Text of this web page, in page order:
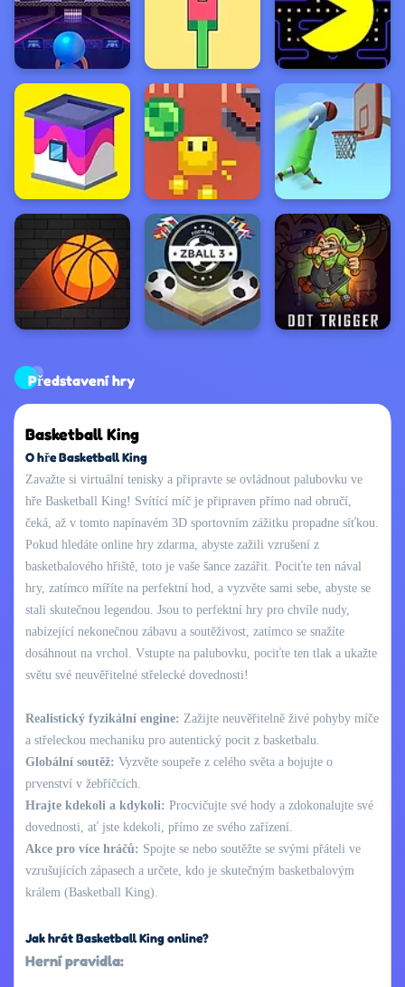
Představení hry
Basketball King
O hře Basketball King
Zavažte si virtuální tenisky a připravte se ovládnout palubovku ve
hře Basketball King! Svítící míč je připraven přímo nad obručí,
čeká, až v tomto napínavém 3D sportovním zážitku propadne síťkou.
Pokud hledáte online hry zdarma, abyste zažili vzrušení z
basketbalového hřiště, toto je vaše šance zazářit. Pociťte ten nával
hry, zatímco míříte na perfektní hod, a vyzvěte sami sebe, abyste se
stali skutečnou legendou. Jsou to perfektní hry pro chvíle nudy,
nabízející nekonečnou zábavu a soutěživost, zatímco se snažíte
dosáhnout na vrchol. Vstupte na palubovku, pociťte ten tlak a ukažte
světu své neuvěřitelné střelecké dovednosti!
Realistický fyzikální engine: Zažijte neuvěřitelně živé pohyby míče
a střeleckou mechaniku pro autentický pocit z basketbalu.
Globální soutěž: Vyzvěte soupeře z celého světa a bojujte o
prvenství v žebříčcích.
Hrajte kdekoli a kdykoli: Procvičujte své hody a zdokonalujte své
dovednosti, ať jste kdekoli, přímo ze svého zařízení.
Akce pro více hráčů: Spojte se nebo soutěžte se svými přáteli ve
vzrušujících zápasech a určete, kdo je skutečným basketbalovým
králem (Basketball King).
Jak hrát Basketball King online?
Herní pravidla: